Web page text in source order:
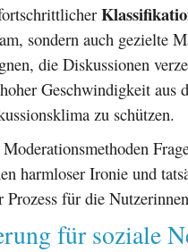
sondern auch gezielte
die Diskussionen
Geschwindigkeit aus
zu schützen.
harmloser Ironie und
für die
für soziale